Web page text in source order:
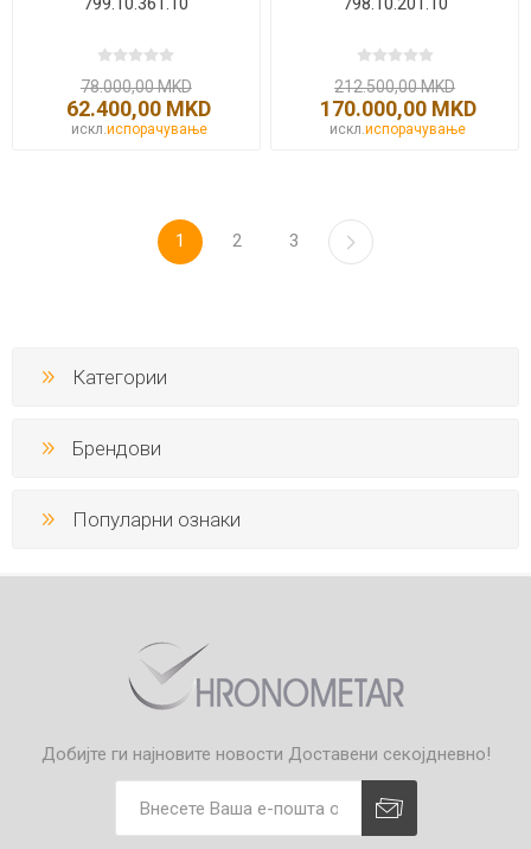
78.000,00 MKD
62.400,00 MKD
искл. испорачување
212.500,00 MKD
170.000,00 MKD
искл.испорачување
1 2 3
Категории
Брендови
Популарни ознаки
Добијте ги најновите новости Доставени секојдневно!